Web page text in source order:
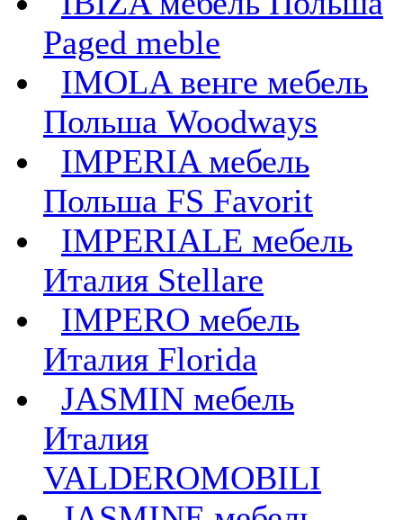
Paged meble
IMOLA венге мебель
Польша Woodways
IMPERIA мебель
Польша FS Favorit
IMPERIALE мебель
Италия Stellare
IMPERO мебель
Италия Florida
JASMIN мебель
Италия
VALDEROMOBILI